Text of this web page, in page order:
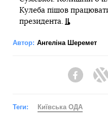
Кулеба пішов
президента.
Автор: Ангеліна Шеремет
Теги: Київська ОДА